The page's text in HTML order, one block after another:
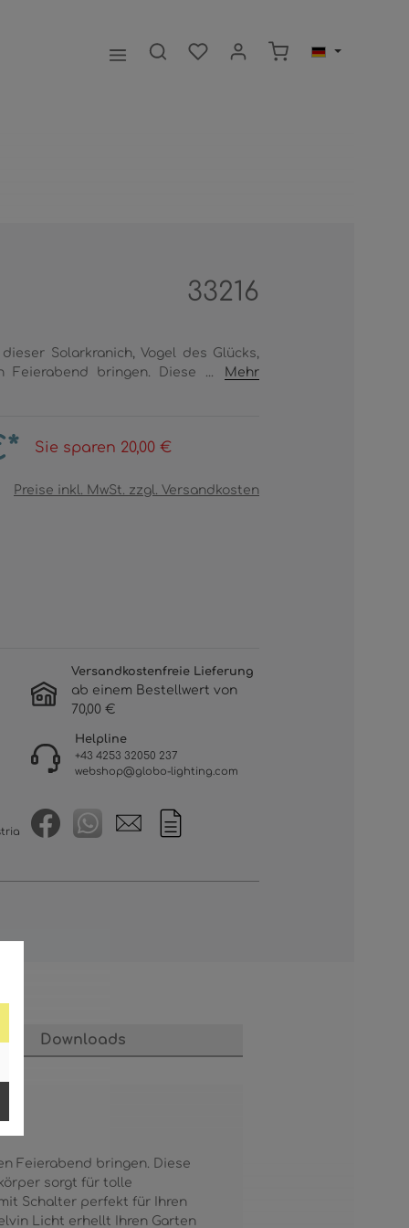
33216
Solarkranich, Vogel des Glücks,
Feierabend bringen. Diese ...
Mehr
Sie sparen 20,00 €
Preise inkl. MwSt. zzgl. Versandkosten
Versandkostenfreie Lieferung
ab einem Bestellwert von
70,00 €
Helpline
+43 4253 32050 237
webshop@globo-lighting.com
Downloads
Feierabend bringen. Diese
sorgt für tolle
Schalter perfekt für Ihren
Licht erhellt Ihren Garten